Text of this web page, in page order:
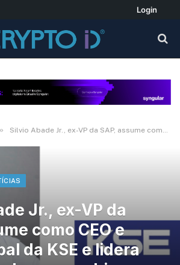
Login
» Silvio Abade Jr., ex-VP da SAP, assume como CEO e sócio global da KSE e lidera expansão da companhia no Brasil
Jr., ex-VP da
como CEO e
da KSE e lidera